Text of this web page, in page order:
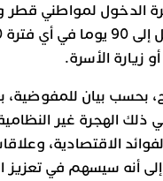
الدخول لمواطني قطر
زيارة الأسرة.
بحسب بيان للمفوضية،
ذلك الهجرة غير
الاقتصادية،
إلى أنه سيسهم في